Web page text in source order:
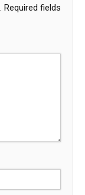
Required fields